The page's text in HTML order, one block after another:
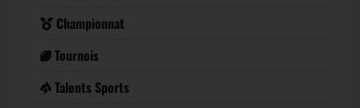
Championnat
Tournois
Talents Sports